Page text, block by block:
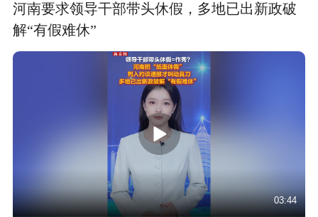
河南要求领导干部带头休假，多地已出新政破
解“有假难休”
03:44